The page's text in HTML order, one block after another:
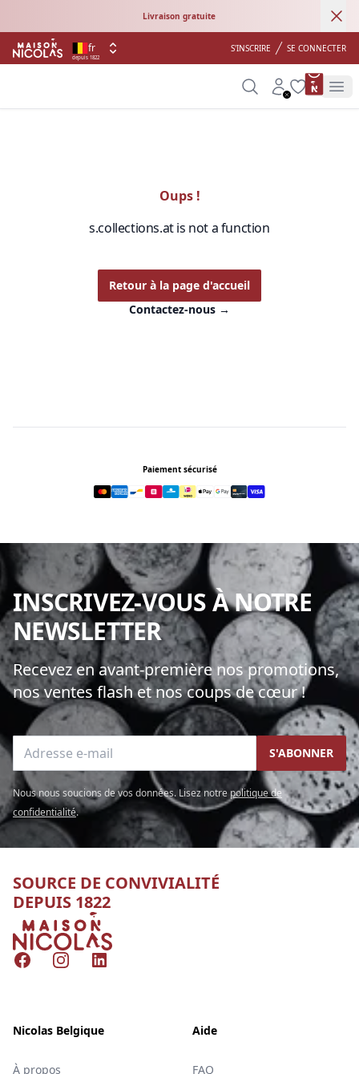
Livraison gratuite
depuis 1822
fr S'INSCRIRE SE CONNECTER
SearchAccount
Wishlist
Oups !
s.collections.at is not a function
Retour à la page d'accueil
Contactez-nous →
Paiement sécurisé
INSCRIVEZ-VOUS À NOTRE
NEWSLETTER
Recevez en avant-première nos promotions,
nos ventes flash et nos coups de cœur !
Adresse e-mail S'ABONNER
Nous nous soucions de vos données. Lisez notre politique de
confidentialité.
SOURCE DE CONVIVIALITÉ
DEPUIS 1822
Nicolas
FacebookInstagramLinkedIn
Nicolas Belgique
À propos
Aide
FAQ